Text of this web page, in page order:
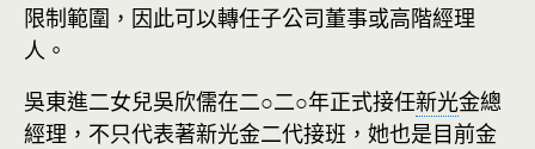
限制範圍，因此可以轉任子公司董事或高階經理
人。
吳東進二女兒吳欣儒在二○二○年正式接任新光金總
經理，不只代表著新光金二代接班，她也是目前金